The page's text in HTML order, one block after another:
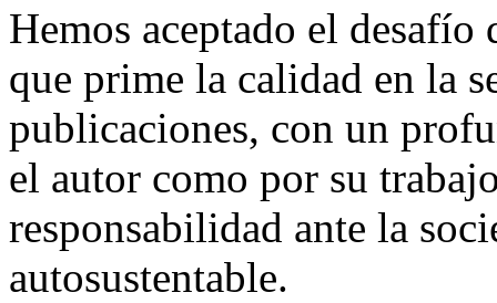
Hemos aceptado el
que prime la calidad en la
publicaciones, con un
el autor como por su
responsabilidad ante la
autosustentable.